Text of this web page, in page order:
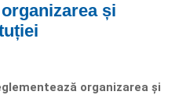
și
organizarea și